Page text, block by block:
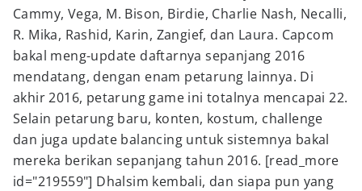
Cammy, Vega, M. Bison, Birdie, Charlie Nash, Necalli,
R. Mika, Rashid, Karin, Zangief, dan Laura. Capcom
bakal meng-update daftarnya sepanjang 2016
mendatang, dengan enam petarung lainnya. Di
akhir 2016, petarung game ini totalnya mencapai 22.
Selain petarung baru, konten, kostum, challenge
dan juga update balancing untuk sistemnya bakal
mereka berikan sepanjang tahun 2016. [read_more
id="219559"] Dhalsim kembali, dan siapa pun yang